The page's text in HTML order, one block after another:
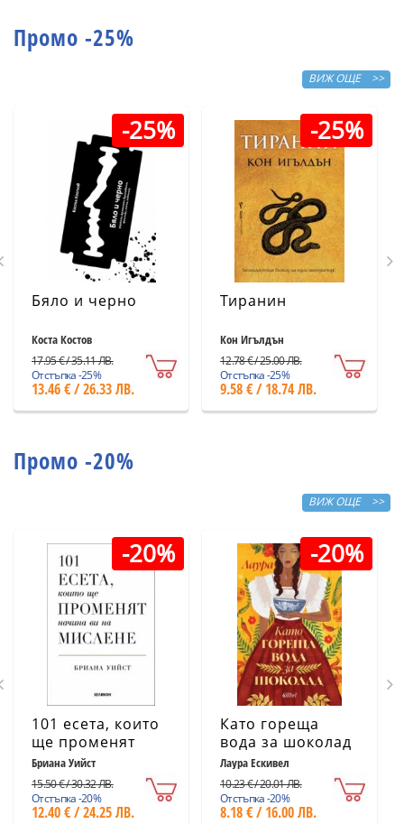
Промо -25%
ВИЖ ОЩЕ >>
-25%
Бяло и черно
Коста Костов
17.95 € / 35.11 ЛВ.
Отстъпка -25%
13.46 € / 26.33 ЛВ.
-25%
Тиранин
Кон Игълдън
12.78 € / 25.00 ЛВ.
Отстъпка -25%
9.58 € / 18.74 ЛВ.
Промо -20%
ВИЖ ОЩЕ >>
-20%
101 есета, които
ще променят
начина ви на
мислене
Бриана Уийст
15.50 € / 30.32 ЛВ.
Отстъпка -20%
12.40 € / 24.25 ЛВ.
-20%
Като гореща
вода за шоколад
(ново издание)
Лаура Ескивел
10.23 € / 20.01 ЛВ.
Отстъпка -20%
8.18 € / 16.00 ЛВ.